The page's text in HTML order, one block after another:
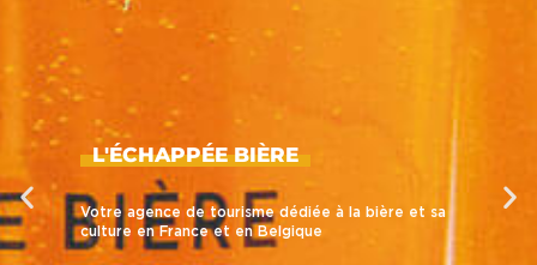
L'ÉCHAPPÉE BIÈRE
Votre agence de tourisme dédiée à la bière et sa
culture en France et en Belgique